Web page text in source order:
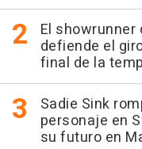
El showrunner
defiende el
final de la
Sadie Sink
personaje en
su futuro en